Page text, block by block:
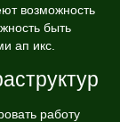
возможность
быть
ап икс.
работу